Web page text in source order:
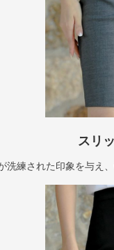
スリ
洗練された印象を与え